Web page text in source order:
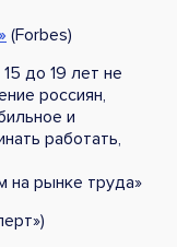
(Forbes)
до 19 лет не
россиян,
и
работать,
на рынке труда»